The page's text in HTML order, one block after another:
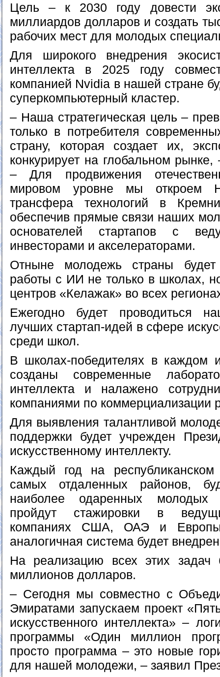
Цель – к 2030 году довести
миллиардов долларов и создать
рабочих мест для молодых
Для широкого внедрения
интеллекта в 2025 году
компанией Nvidia в нашей стране
суперкомпьютерный кластер.
– Наша стратегическая цель –
только в потребителя
страну, которая создает их,
конкурирует на глобальном рынке,
– Для продвижения
мировом уровне мы откроем
трансфера технологий в
обеспечив прямые связи наших
основателей стартапов с
инвесторами и акселераторами.
Отныне молодежь страны будет
работы с ИИ не только в школах,
центров «Келажак» во всех
Ежегодно будет проводиться
лучших стартап-идей в сфере
среди школ.
В школах-победителях в каждом
созданы современные
интеллекта и налажено
компаниями по коммерциализации
Для выявления талантливой
поддержки будет учрежден
искусственному интеллекту.
Каждый год на
самых отдаленных районов,
наиболее одаренных молодых
пройдут стажировки в
компаниях США, ОАЭ и
аналогичная система будет
На реализацию всех этих задач
миллионов долларов.
– Сегодня мы совместно с
Эмиратами запускаем проект
искусственного интеллекта» –
программы «Один миллион
просто программа – это новые
для нашей молодежи, – заявил